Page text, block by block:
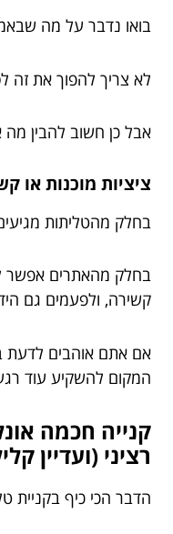
בואו נדבר על מה
לא צריך להפוך את זה
אבל כן חשוב להבין
ציציות מוכנות או
בחלק מהטליתות
בחלק מהאתרים אפשר
קשירה, ולפעמים גם
אם אתם אוהבים לדעת
המקום להשקיע עוד
קנייה חכמה
רציני (ועדיין
הדבר הכי כיף בקניית